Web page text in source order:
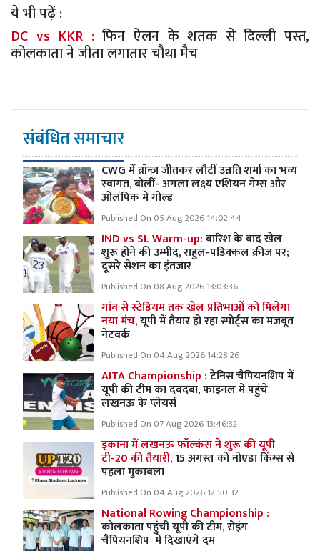
ये भी पढ़ें :
DC vs KKR :फिन ऐलन के शतक से दिल्ली पस्त,
कोलकाता ने जीता लगातार चौथा मैच
संबंधित समाचार
CWG में ब्रॉन्ज़ जीतकर लौटीं उन्नति शर्मा का भव्य
स्वागत, बोलीं- अगला लक्ष्य एशियन गेम्स और
ओलंपिक में गोल्ड
Published On 05 Aug 2026 14:02:44
IND vs SL Warm-up:बारिश के बाद खेल
शुरू होने की उम्मीद, राहुल-पडिक्कल क्रीज पर;
दूसरे सेशन का इंतजार
Published On 08 Aug 2026 13:03:36
गांव से स्टेडियम तक खेल प्रतिभाओं को मिलेगा
नया मंच,यूपी में तैयार हो रहा स्पोर्ट्स का मजबूत
नेटवर्क
Published On 04 Aug 2026 14:28:26
AITA Championship :टेनिस चैंपियनशिप में
यूपी की टीम का दबदबा, फाइनल में पहुंचे
लखनऊ के प्लेयर्स
Published On 07 Aug 2026 13:46:32
इकाना में लखनऊ फॉल्कंस ने शुरू की यूपी
टी-20 की तैयारी,15 अगस्त को नोएडा किंग्स से
पहला मुकाबला
Published On 04 Aug 2026 12:50:32
National Rowing Championship :
कोलकाता पहुंची यूपी की टीम, रोइंग
चैंपियनशिप में दिखाएंगे दम